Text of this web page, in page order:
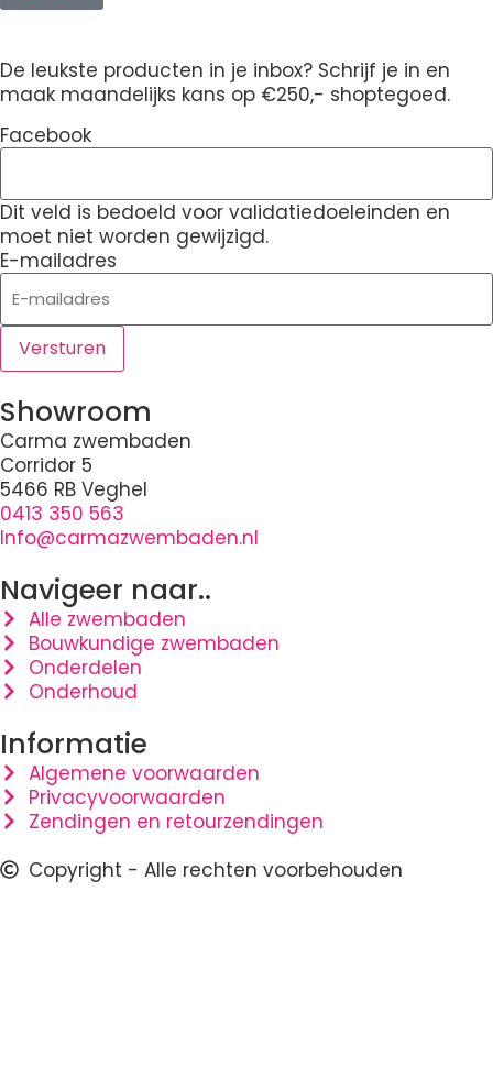
De leukste producten in je inbox? Schrijf je in en
maak maandelijks kans op €250,- shoptegoed.
Facebook
Dit veld is bedoeld voor validatiedoeleinden en
moet niet worden gewijzigd.
E-mailadres
Showroom
Carma zwembaden
Corridor 5
5466 RB Veghel
0413 350 563
Info@carmazwembaden.nl
Navigeer naar..
Alle zwembaden
Bouwkundige zwembaden
Onderdelen
Onderhoud
Informatie
Algemene voorwaarden
Privacyvoorwaarden
Zendingen en retourzendingen
Copyright - Alle rechten voorbehouden